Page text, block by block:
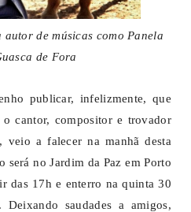
de músicas como Panela
de Fora
publicar, infelizmente, que
o cantor, compositor e trovador
veio a falecer na manhã desta
no Jardim da Paz em Porto
das 17h e enterro na quinta 30
saudades a amigos,